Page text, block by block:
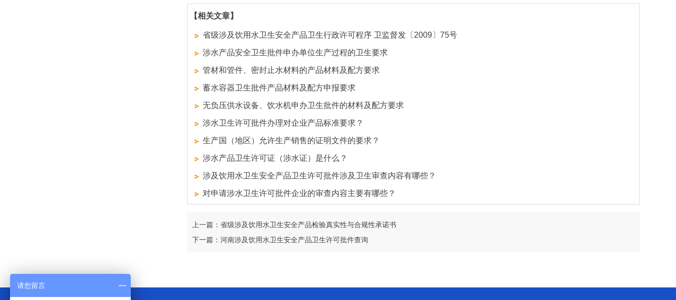
【相关文章】
省级涉及饮用水卫生安全产品卫生行政许可程序 卫监督发〔2009〕75号
涉水产品安全卫生批件申办单位生产过程的卫生要求
管材和管件、密封止水材料的产品材料及配方要求
蓄水容器卫生批件产品材料及配方申报要求
无负压供水设备、饮水机申办卫生批件的材料及配方要求
涉水卫生许可批件办理对企业产品标准要求？
生产国（地区）允许生产销售的证明文件的要求？
涉水产品卫生许可证（涉水证）是什么？
涉及饮用水卫生安全产品卫生许可批件涉及卫生审查内容有哪些？
对申请涉水卫生许可批件企业的审查内容主要有哪些？
上一篇：省级涉及饮用水卫生安全产品检验真实性与合规性承诺书
下一篇：河南涉及饮用水卫生安全产品卫生许可批件查询
请您留言